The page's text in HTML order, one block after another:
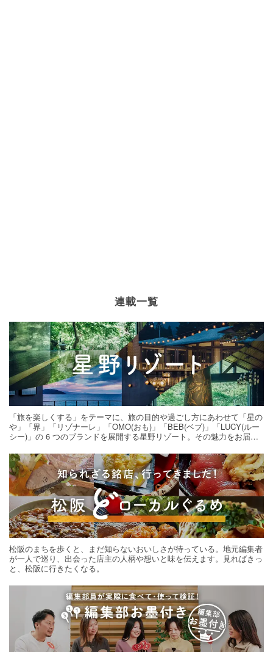
連載一覧
「旅を楽しくする」をテーマに、旅の目的や過ごし方にあわせて「星の
や」「界」「リゾナーレ」「OMO(おも)」「BEB(ベブ)」「LUCY(ルー
シー)」の 6 つのブランドを展開する星野リゾート。その魅力をお届け
松阪のまちを歩くと、まだ知らないおいしさが待っている。地元編集者
が一人で巡り、出会った店主の人柄や想いと味を伝えます。見ればきっ
と、松阪に行きたくなる。